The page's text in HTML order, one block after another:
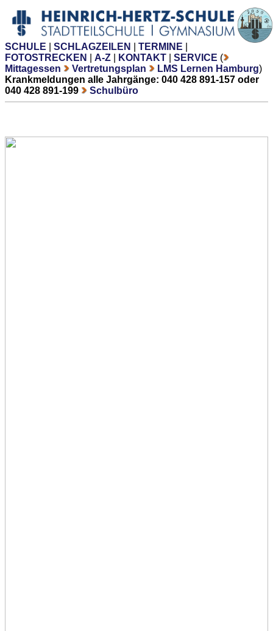
SCHULE SCHLAGZEILEN TERMINE
FOTOSTRECKEN
A-Z KONTAKT SERVICE (
Mittagessen
Vertretungsplan LMS Lernen Hamburg)
Krankmeldungen alle Jahrgänge: 040 428 891-157 oder
040 428 891-199
Schulbüro